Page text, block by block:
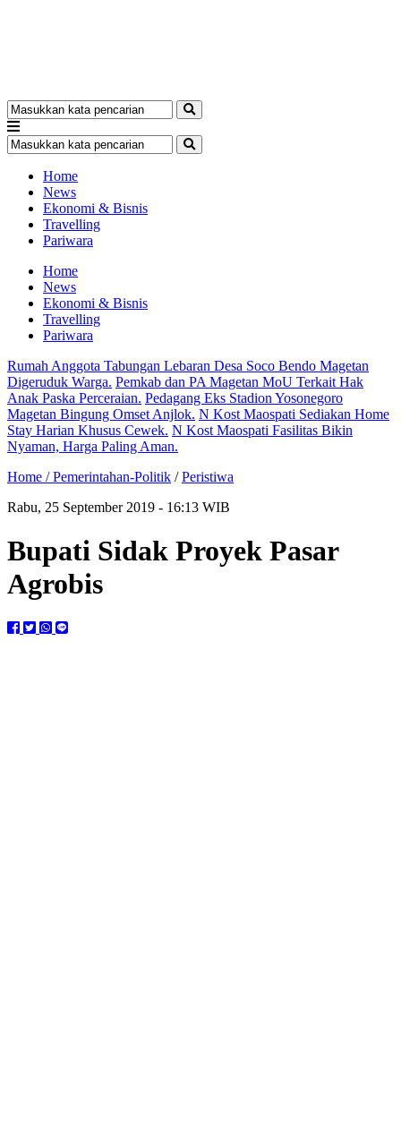
Home
News
Ekonomi & Bisnis
Travelling
Pariwara
Home
News
Ekonomi & Bisnis
Travelling
Pariwara
Rumah Anggota Tabungan Lebaran Desa Soco Bendo Magetan
Digeruduk Warga. Pemkab dan PA Magetan MoU Terkait Hak
Anak Paska Perceraian. Pedagang Eks Stadion Yosonegoro
Magetan Bingung Omset Anjlok. N Kost Maospati Sediakan Home
Stay Harian Khusus Cewek. N Kost Maospati Fasilitas Bikin
Nyaman, Harga Paling Aman.
Home /Pemerintahan-Politik /Peristiwa
Rabu, 25 September 2019 - 16:13 WIB
Bupati Sidak Proyek Pasar
Agrobis